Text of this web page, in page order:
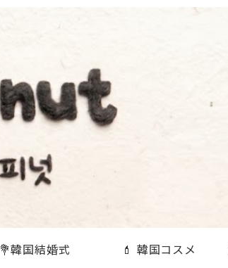
💐韓国結婚式 💄 韓国コスメ